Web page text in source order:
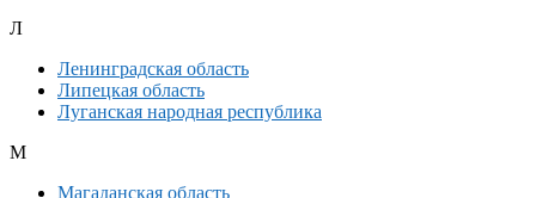
Л
Ленинградская область
Липецкая область
Луганская народная республика
М
Магаданская область